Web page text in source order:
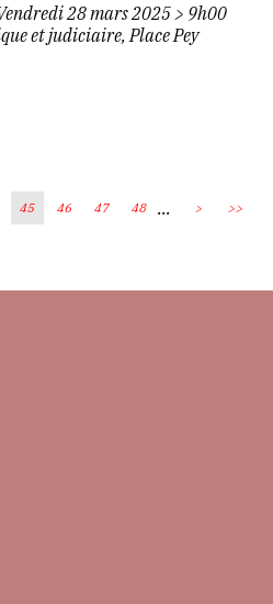
28 mars 2025 > 9h00
et judiciaire, Place Pey
45 46 47 48 ... > >>